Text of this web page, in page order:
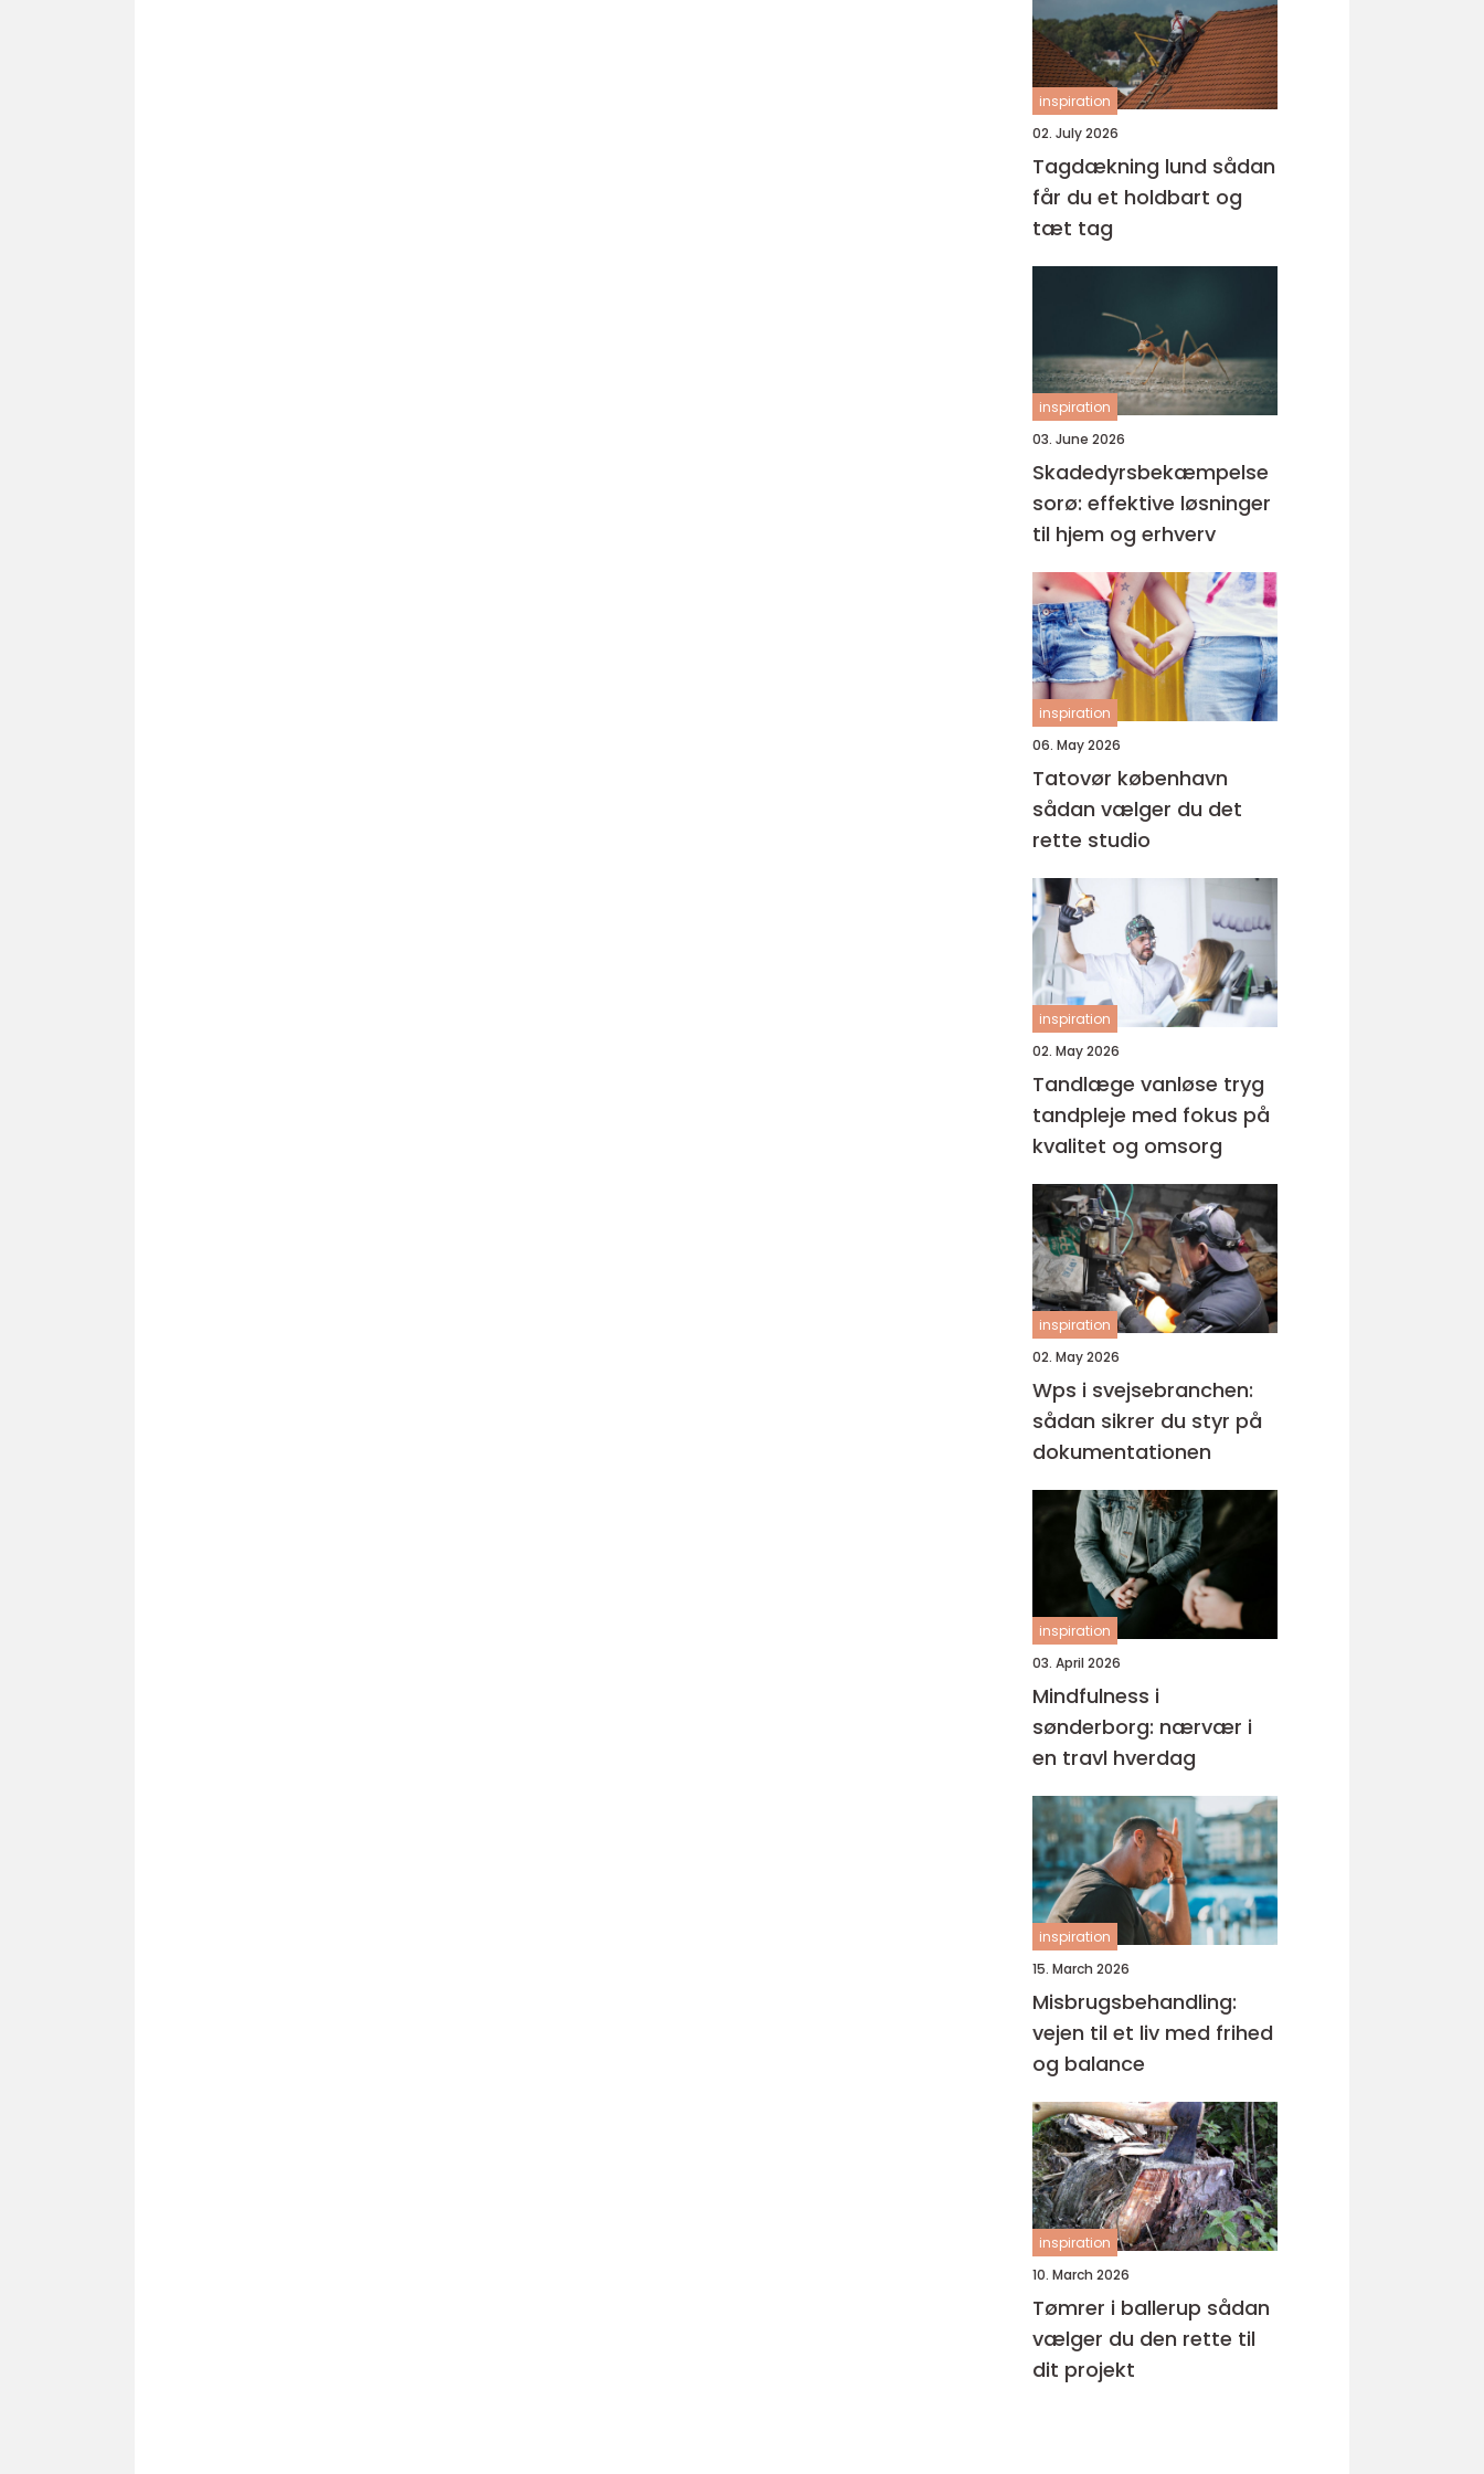
inspiration
02. July 2026
Tagdækning lund sådan
får du et holdbart og
tæt tag
inspiration
03. June 2026
Skadedyrsbekæmpelse
sorø: effektive løsninger
til hjem og erhverv
inspiration
06. May 2026
Tatovør københavn
sådan vælger du det
rette studio
inspiration
02. May 2026
Tandlæge vanløse tryg
tandpleje med fokus på
kvalitet og omsorg
inspiration
02. May 2026
Wps i svejsebranchen:
sådan sikrer du styr på
dokumentationen
inspiration
03. April 2026
Mindfulness i
sønderborg: nærvær i
en travl hverdag
inspiration
15. March 2026
Misbrugsbehandling:
vejen til et liv med frihed
og balance
inspiration
10. March 2026
Tømrer i ballerup sådan
vælger du den rette til
dit projekt